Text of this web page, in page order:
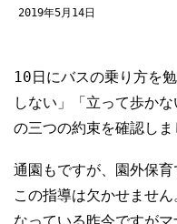
2019年5月14日
10日にバスの乗り方を
しない」「立って歩か
の三つの約束を確認しま
通園もですが、園外保育
この指導は欠かせませ